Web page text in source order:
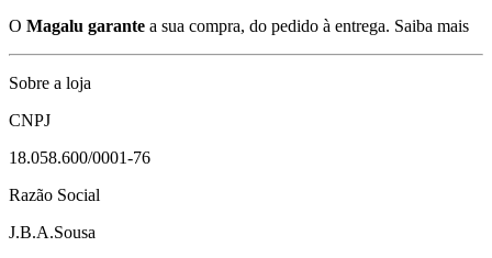
O Magalu garante a sua compra, do pedido à entrega. Saiba mais
Sobre a loja
CNPJ
18.058.600/0001-76
Razão Social
J.B.A.Sousa